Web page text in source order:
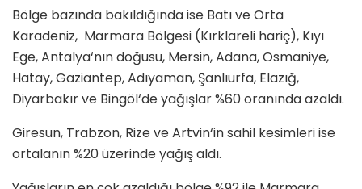
Bölge bazında bakıldığında ise Batı ve Orta
Karadeniz, Marmara Bölgesi (Kırklareli hariç), Kıyı
Ege, Antalya‘nın doğusu, Mersin, Adana, Osmaniye,
Hatay, Gaziantep, Adıyaman, Şanlıurfa, Elazığ,
Diyarbakır ve Bingöl‘de yağışlar %60 oranında azaldı.
Giresun, Trabzon, Rize ve Artvin‘in sahil kesimleri ise
ortalanın %20 üzerinde yağış aldı.